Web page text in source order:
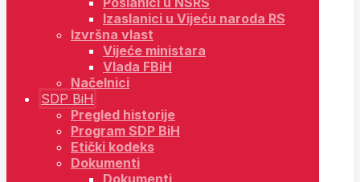
Izaslanici u Vijeću naroda RS
Izvršna vlast
Vijeće ministara
Vlada FBiH
Načelnici
SDP BiH
Pregled historije
Program SDP BiH
Etički kodeks
Dokumenti
Dokumenti